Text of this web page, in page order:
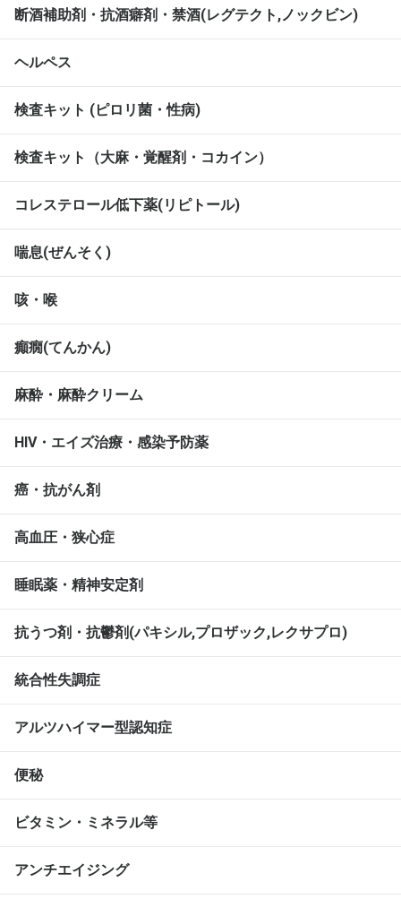
断酒補助剤・抗酒癖剤・禁酒(レグテクト,ノックビン)
ヘルペス
検査キット (ピロリ菌・性病)
検査キット（大麻・覚醒剤・コカイン）
コレステロール低下薬(リピトール)
喘息(ぜんそく)
咳・喉
癲癇(てんかん)
麻酔・麻酔クリーム
HIV・エイズ治療・感染予防薬
癌・抗がん剤
高血圧・狭心症
睡眠薬・精神安定剤
抗うつ剤・抗鬱剤(パキシル,プロザック,レクサプロ)
統合性失調症
アルツハイマー型認知症
便秘
ビタミン・ミネラル等
アンチエイジング